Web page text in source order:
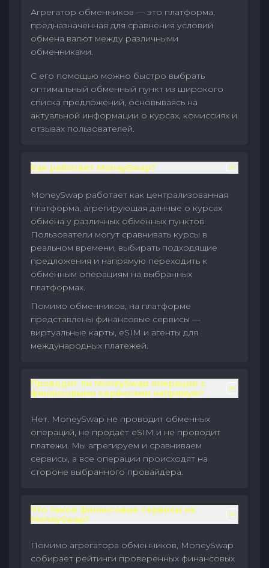
Агрегатор обменников — это платформа,
предназначенная для сравнения условий
обмена валют между различными
обменниками.
С его помощью можно быстро выбрать
оптимальный обменный пункт из широкого
списка предложений, основываясь на
актуальной информации о курсах, комиссиях и
отзывах пользователей.
Как работает MoneySwap?
MoneySwap работает как централизованная
платформа, агрегирующая данные о курсах
обмена у различных обменных пунктов.
Пользователи могут сравнивать курсы в
реальном времени, выбирать подходящие
предложения и напрямую переходить к
обменным операциям на выбранных
платформах.
Помимо обменников, на платформе
представлены финансовые сервисы —
виртуальные карты, eSIM и агенты для
международных платежей.
Проводит ли MoneySwap операции с
финансовыми сервисами напрямую?
Нет. MoneySwap не проводит обменных
операций, не продаёт eSIM и не проводит
платежи. Мы агрегируем и сравниваем
сервисы, а все операции происходят на
стороне выбранного провайдера.
Что такое финансовые сервисы на
MoneySwap?
Помимо агрегатора обменников, MoneySwap
собирает рейтинги проверенных финансовых